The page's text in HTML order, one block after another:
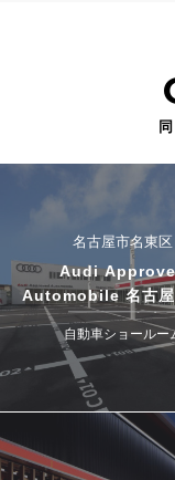
名古屋市名東区
Audi
Automobile 名古屋
ー・ドゥカティ名古
ト
自動車ショールー